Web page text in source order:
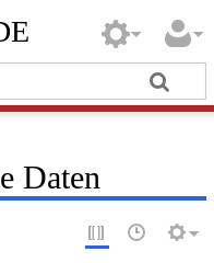
Daten